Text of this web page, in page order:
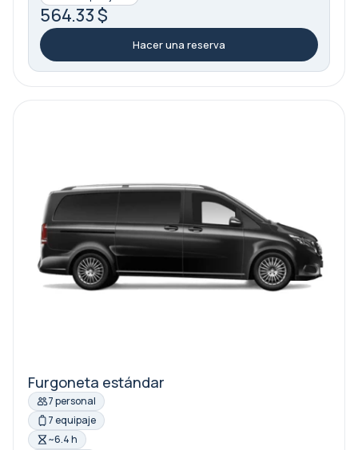
564.33 $
Hacer una reserva
Furgoneta estándar
7 personal
7 equipaje
~6.4 h